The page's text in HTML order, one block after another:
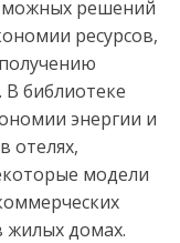
решений
ресурсов,
библиотеке
энергии и
отелях,
модели
жилых домах.